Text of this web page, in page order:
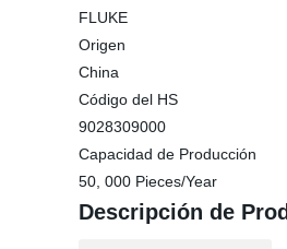
FLUKE
Origen
China
Código del HS
9028309000
Capacidad de Producción
50, 000 Pieces/Year
Descripción de